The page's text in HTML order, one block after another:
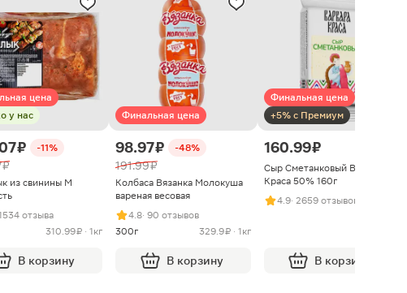
цена
у нас
₽ -11%
₽
из свинины М
отзыва
310.99 ₽ · 1кг
В корзину
Финальная цена
98.97 ₽ -48%
191.99 ₽
Колбаса Вязанка Молокуша
вареная весовая
4.8· 90 отзывов
300г
329.9 ₽ · 1кг
В корзину
Финальная цена
+5% с Премиум
160.99 ₽
Сыр Сметанковый Варвара
Краса 50% 160г
4.9· 2659 отзывов
В корзину